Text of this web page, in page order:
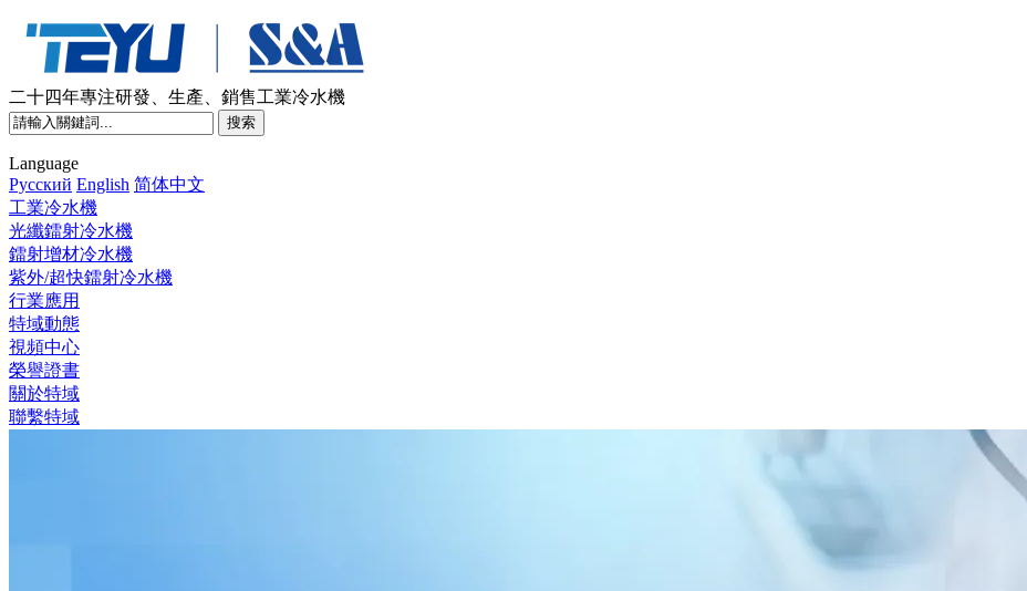
二十四年專注研發、生產、銷售工業冷水機
Language
Pусский English 简体中文
工業冷水機
光纖鐳射冷水機
鐳射增材冷水機
紫外/超快鐳射冷水機
行業應用
特域動態
視頻中心
榮譽證書
關於特域
聯繫特域